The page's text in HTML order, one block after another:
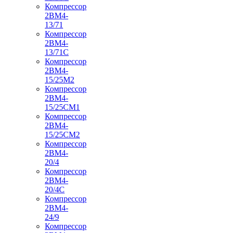
Компрессор
2ВМ4-
13/71
Компрессор
2ВМ4-
13/71С
Компрессор
2ВМ4-
15/25М2
Компрессор
2ВМ4-
15/25СМ1
Компрессор
2ВМ4-
15/25СМ2
Компрессор
2ВМ4-
20/4
Компрессор
2ВМ4-
20/4С
Компрессор
2ВМ4-
24/9
Компрессор